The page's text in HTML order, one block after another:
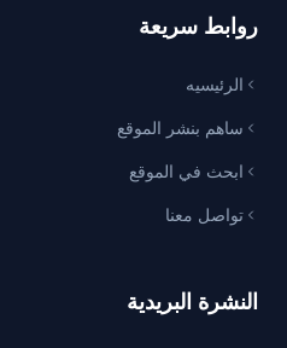
روابط سريعة
الرئيسيه
ساهم بنشر الموقع
ابحث في الموقع
تواصل معنا
النشرة البريدية